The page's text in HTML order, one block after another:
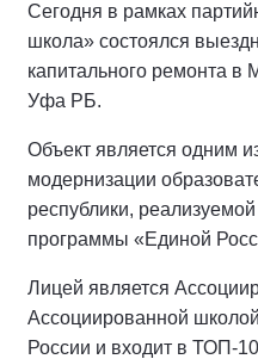
Сегодня в рамках
школа» состоялся
капитального ремонта
Уфа РБ.
Объект является одним
модернизации
республики,
программы «Единой
Лицей является
Ассоциированной
России и входит в ТОП-